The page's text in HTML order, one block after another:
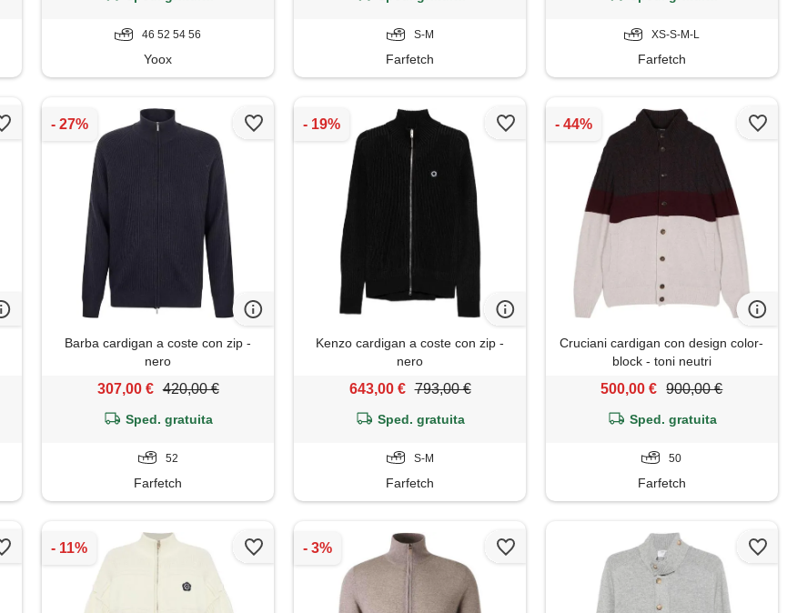
46 52 54 56
Yoox
S-M
Farfetch
XS-S-M-L
Farfetch
Barba cardigan a coste con zip -
nero
307,00 € 420,00 €
Sped. gratuita
52
Farfetch
Kenzo cardigan a coste con zip -
nero
643,00 € 793,00 €
Sped. gratuita
S-M
Farfetch
Cruciani cardigan con design color-
block - toni neutri
500,00 € 900,00 €
Sped. gratuita
50
Farfetch